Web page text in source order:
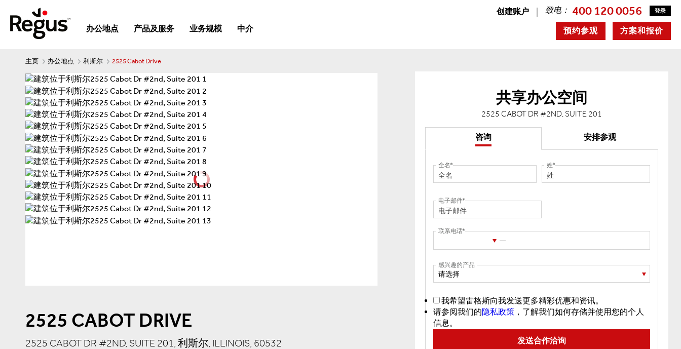
创建账户 致电： 400 120 0056 登录
方案和报价
预约参观
办公地点 产品及服务 业务规模 中介
主页 办公地点 利斯尔 2525 Cabot Drive
2525 CABOT DRIVE
2525 CABOT DR #2ND, SUITE 201, 利斯尔, ILLINOIS, 60532
共享办公空间
2525 CABOT DR #2ND, SUITE 201
咨询 安排参观
全名 姓
电子邮件
联系电话
感兴趣的产品
请选择
我希望雷格斯向我发送更多精彩优惠和资讯。
请参阅我们的隐私政策 ，了解我们如何存储并使用您的个人
信息。